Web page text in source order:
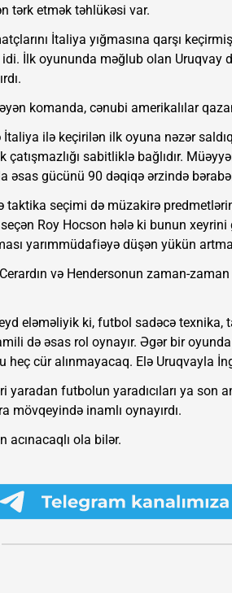
tərk etmək təhlükəsi var.
İtaliya yığmasına qarşı
idi. İlk oyununda məğlub olan Uruqvay
komanda, cənubi amerikalılar
ilə keçirilən ilk oyuna nəzər
çatışmazlığı sabitliklə bağlıdır.
əsas gücünü 90 dəqiqə ərzində
taktika seçimi də müzakirə
Roy Hocson hələ ki bunun
yarımmüdafiəyə düşən yükün
və Hendersonun zaman-
eləməliyik ki, futbol sadəcə
də əsas rol oynayır. Əgər bir
heç cür alınmayacaq. Elə Uruqvayla
yaradan futbolun yaradıcıları ya son
mövqeyində inamlı oynayırdı.
acınacaqlı ola bilər.